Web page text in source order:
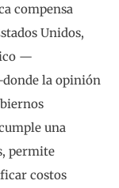
compensa
Unidos,
—
la opinión
una
permite
costos